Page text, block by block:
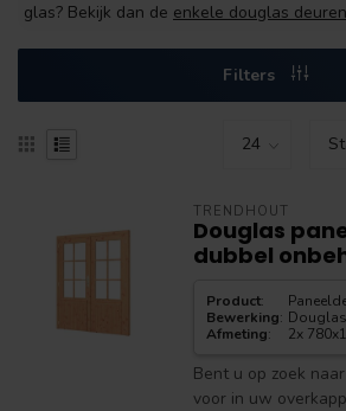
glas? Bekijk dan de enkele douglas
Filters
TRENDHOUT
Douglas
dubbel
Product:
Bewerking:
Afmeting: 2x
Bent u op zoek
voor in uw